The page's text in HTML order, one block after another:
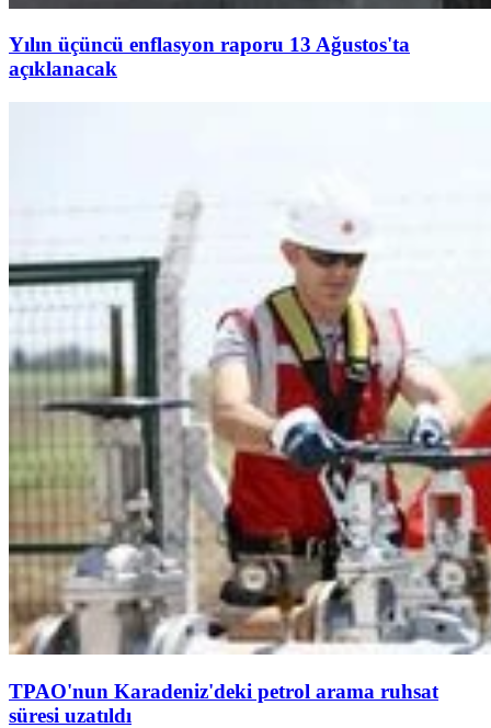
Yılın üçüncü enflasyon raporu 13 Ağustos'ta
açıklanacak
TPAO'nun Karadeniz'deki petrol arama ruhsat
süresi uzatıldı